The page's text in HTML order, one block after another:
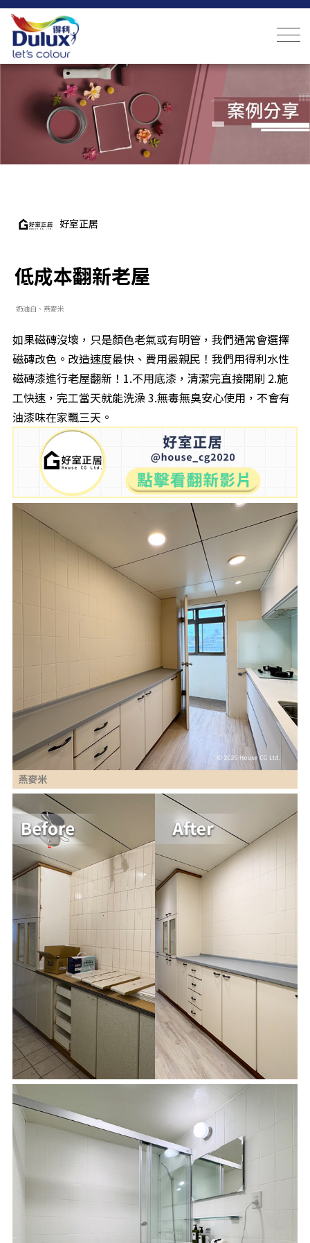
好室正居
低成本翻新老屋
奶油白、燕麥米
如果磁磚沒壞，只是顏色老氣或有明管，我們通常會選擇
磁磚改色。改造速度最快、費用最親民！我們用得利水性
磁磚漆進行老屋翻新！1.不用底漆，清潔完直接開刷 2.施
工快速，完工當天就能洗澡 3.無毒無臭安心使用，不會有
油漆味在家飄三天。